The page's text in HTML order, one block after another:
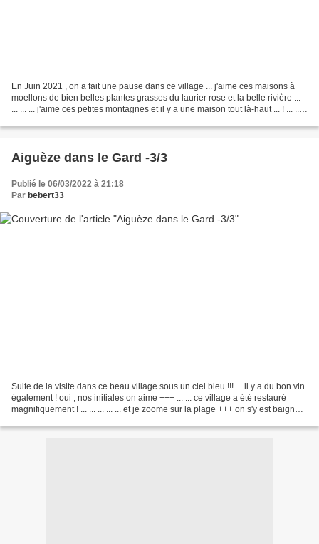
En Juin 2021 , on a fait une pause dans ce village ... j'aime ces maisons à
moellons de bien belles plantes grasses du laurier rose et la belle rivière ...
... ... ... j'aime ces petites montagnes et il y a une maison tout là-haut ... ! ... ...
Aiguèze dans le Gard -3/3
Publié le 06/03/2022 à 21:18
Par bebert33
Suite de la visite dans ce beau village sous un ciel bleu !!! ... il y a du bon vin
également ! oui , nos initiales on aime +++ ... ... ce village a été restauré
magnifiquement ! ... ... ... ... ... et je zoome sur la plage +++ on s'y est baigné